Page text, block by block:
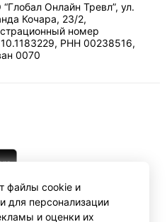
Онлайн Тревл”, ул.
Кочара, 23/2,
номер
РНН 00238516,
0070
GetTransport®
Limited.
файлы cookie и
для персонализации
и оценки их